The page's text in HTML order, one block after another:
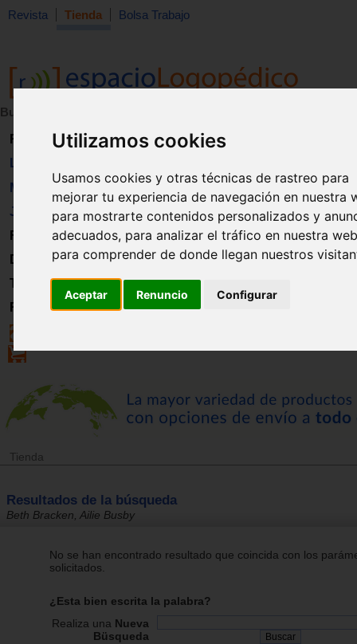
Utilizamos cookies
Usamos cookies y otras técnicas de rastreo para
mejorar tu experiencia de navegación en nuestra
para mostrarte contenidos personalizados y
adecuados, para analizar el tráfico en nuestra
para comprender de donde llegan nuestros
Aceptar Renuncio Configurar
Revista Tienda Bolsa Trabajo
Buscar:
Revista
Libros
Material
Juguetes
Formación
Directorio
Trabajo
Registro
Tienda
Resultados de la búsqueda
Beth Bracken, Ailie Busby
No se han encontrado resultado que coincida con los
solicitados.
¿Esta bien escrita la palabra?
Realiza una Nueva
Büsqueda